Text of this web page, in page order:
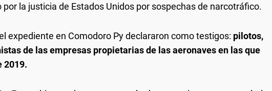
por la justicia de Estados Unidos por sospechas de narcotráfico.
expediente en Comodoro Py declararon como testigos: pilotos,
de las empresas propietarias de las aeronaves en las que
2019.